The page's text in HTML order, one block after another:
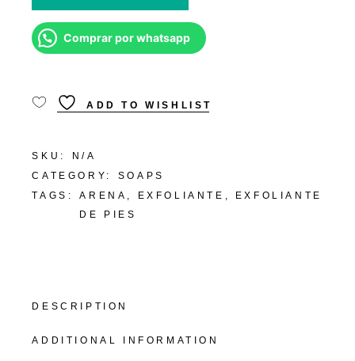
Comprar por whatsapp
ADD TO WISHLIST
SKU:
N/A
CATEGORY:
SOAPS
TAGS:
ARENA EXFOLIANTE
EXFOLIANTE
DE PIES
DESCRIPTION
ADDITIONAL INFORMATION